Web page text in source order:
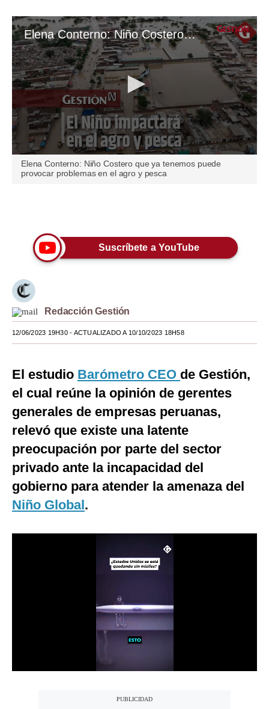
Opinión
Editorial
Pregunta de hoy
Blogs
Tendencias
Lujo
Viajes
Mundo
EEUU
México
España
Internacional
Club del Suscriptor
G de Gestión
Notas Contratadas
Podcast
Gestión TV
Elena Conterno: Niño Costero que ya tenemos puede provocar problemas en el agro y pesca
seconds
Elena Conterno: Niño Costero que ya tenemos puede
provocar problemas en el agro y pesca
Suscríbete a YouTube
Redacción Gestión
12/06/2023 19H30- ACTUALIZADO A 10/10/2023 18H58
El estudio Barómetro CEO de Gestión,
el cual reúne la opinión de gerentes
generales de empresas peruanas,
relevó que existe una latente
preocupación por parte del sector
privado ante la incapacidad del
gobierno para atender la amenaza del
Niño Global.